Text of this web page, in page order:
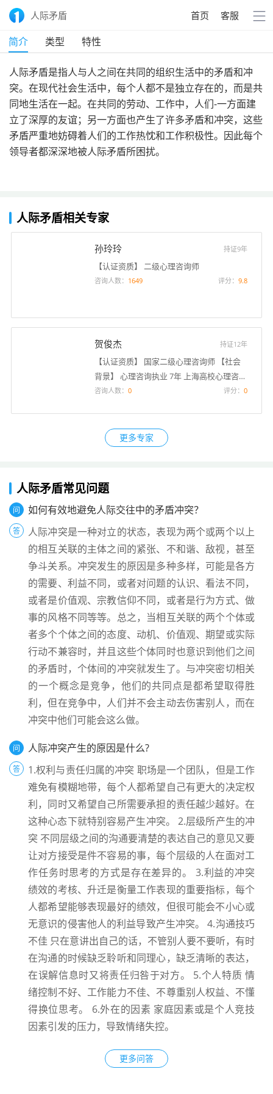
人际矛盾 首页 客服
简介 类型 特性
人际矛盾是指人与人之间在共同的组织生活中的矛盾和冲
突。在现代社会生活中，每个人都不是独立存在的，而是共
同地生活在一起。在共同的劳动、工作中，人们-一方面建
立了深厚的友谊；另一方面也产生了许多矛盾和冲突，这些
矛盾严重地妨碍着人们的工作热忱和工作积极性。因此每个
领导者都深深地被人际矛盾所困扰。
人际矛盾相关专家
孙玲玲 持证9年
【认证资质】 二级心理咨询师
咨询人数： 1649 评分：9.8
贺俊杰 持证12年
【认证资质】 国家二级心理咨询师 【社会
背景】 心理咨询执业 7年 上海高校心理咨询
中心兼职咨询师
咨询人数：0 评分：0
更多专家
人际矛盾常见问题
问 如何有效地避免人际交往中的矛盾冲突？
答
人际冲突是一种对立的状态，表现为两个或两个以上
的相互关联的主体之间的紧张、不和谐、敌视，甚至
争斗关系。冲突发生的原因是多种多样，可能是各方
的需要、利益不同，或者对问题的认识、看法不同，
或者是价值观、宗教信仰不同，或者是行为方式、做
事的风格不同等等。总之，当相互关联的两个个体或
者多个个体之间的态度、动机、价值观、期望或实际
行动不兼容时，并且这些个体同时也意识到他们之间
的矛盾时，个体间的冲突就发生了。与冲突密切相关
的一个概念是竞争，他们的共同点是都希望取得胜
利，但在竞争中，人们并不会主动去伤害别人，而在
冲突中他们可能会这么做。
问 人际冲突产生的原因是什么?
答
1.权利与责任归属的冲突 职场是一个团队，但是工作
难免有模糊地带，每个人都希望自己有更大的决定权
利，同时又希望自己所需要承担的责任越少越好。在
这种心态下就特别容易产生冲突。 2.层级所产生的冲
突 不同层级之间的沟通要清楚的表达自己的意见又要
让对方接受是件不容易的事，每个层级的人在面对工
作任务时思考的方式是存在差异的。 3.利益的冲突
绩效的考核、升迁是衡量工作表现的重要指标，每个
人都希望能够表现最好的绩效，但很可能会不小心或
无意识的侵害他人的利益导致产生冲突。 4.沟通技巧
不佳 只在意讲出自己的话，不管别人要不要听，有时
在沟通的时候缺乏聆听和同理心，缺乏清晰的表达，
在误解信息时又将责任归咎于对方。 5.个人特质 情
绪控制不好、工作能力不佳、不尊重别人权益、不懂
得换位思考。 6.外在的因素 家庭因素或是个人竞技
因素引发的压力，导致情绪失控。
更多问答